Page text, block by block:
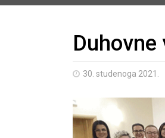
30. studenoga 2021.